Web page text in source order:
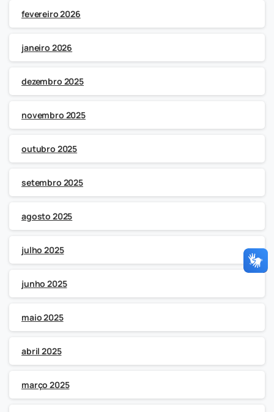
fevereiro 2026
janeiro 2026
dezembro 2025
novembro 2025
outubro 2025
setembro 2025
agosto 2025
julho 2025
junho 2025
maio 2025
abril 2025
março 2025